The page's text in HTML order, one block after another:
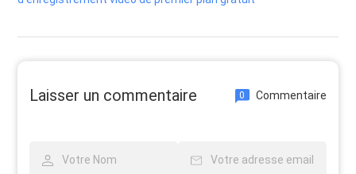
Laisser un commentaire 0 Commentaire